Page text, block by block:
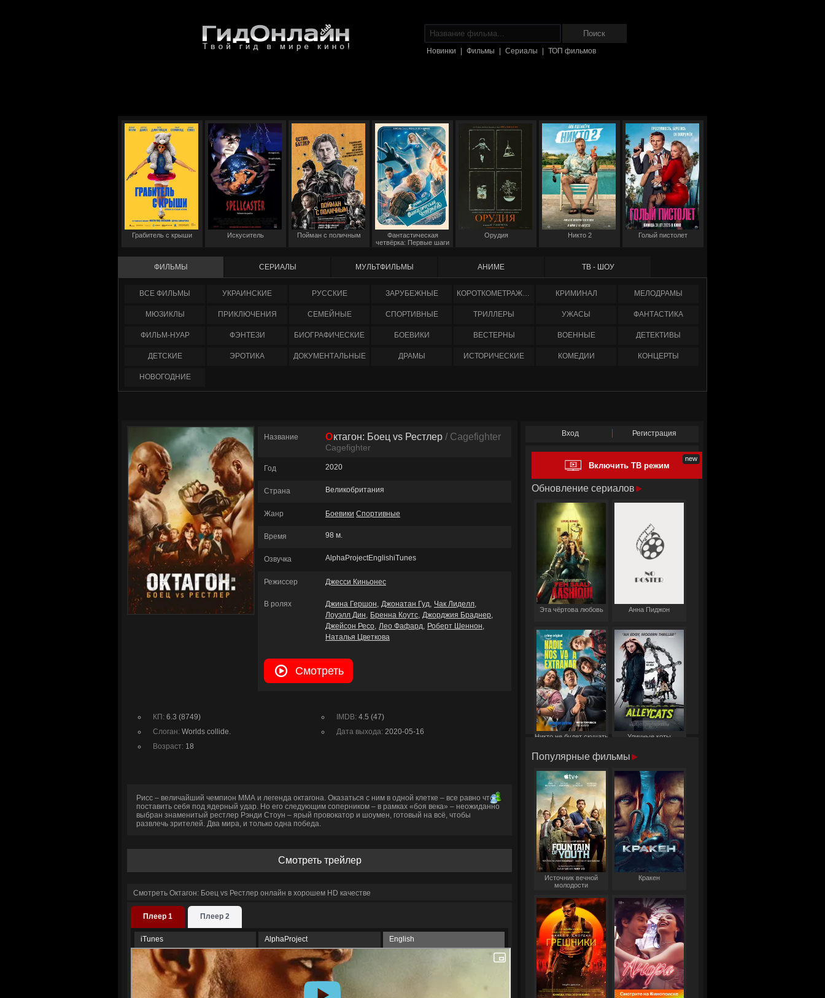
Новинки Фильмы Сериалы ТОП фильмов
Грабитель с крыши Искуситель Пойман с поличным
Фантастическая
четвёрка: Первые шаги
Орудия Никто 2 Голый пистолет
ФИЛЬМЫ СЕРИАЛЫ МУЛЬТФИЛЬМЫ АНИМЕ ТВ - ШОУ
ФИЛЬМЫ УКРАИНCКИЕ РУССКИЕ ЗАРУБЕЖНЫЕ КОРОТКОМЕТРАЖНЫЕ КРИМИНАЛ МЕЛОДРАМЫ
МЮЗИКЛЫ ПРИКЛЮЧЕНИЯ СЕМЕЙНЫЕ СПОРТИВНЫЕ ТРИЛЛЕРЫ УЖАСЫ ФАНТАСТИКА
ФИЛЬМ-НУАР ФЭНТЕЗИ БИОГРАФИЧЕСКИЕ БОЕВИКИ ВЕСТЕРНЫ ВОЕННЫЕ ДЕТЕКТИВЫ
ДЕТСКИЕ ЭРОТИКА ДОКУМЕНТАЛЬНЫЕ ДРАМЫ ИСТОРИЧЕСКИЕ КОМЕДИИ КОНЦЕРТЫ
НОВОГОДНИЕ
Название Октагон: Боец vs Рестлер / Cagefighter
Cagefighter
Год 2020
Страна Великобритания
Жанр Боевики Спортивные
Время 98 м.
Озвучка AlphaProjectEnglishiTunes
Режиссер Джесси Киньонес
В ролях Джина Гершон Джонатан Гуд Чак Лиделл
Лоуэлл Дин
Бренна Коутс Джорджия Браднер
Джейсон Ресо Лео Фафард
Роберт Шеннон
Наталья Цветкова
Смотреть
КП: 6.3 (8749) IMDB:4.5 (47)
Слоган: Worlds collide. Дата выхода:2020-05-16
Возраст: 18
Рисс – величайший чемпион ММА и легенда октагона. Оказаться с ним в одной клетке – все равно что
поставить себя под ядерный удар. Но его следующим соперником – в рамках «боя века» – неожиданно
выбран знаменитый рестлер Рэнди Стоун – ярый провокатор и шоумен, готовый на всё, чтобы
развлечь зрителей. Два мира, и только одна победа.
Смотреть трейлер
Смотреть Октагон: Боец vs Рестлер онлайн в хорошем HD качестве
Плеер 1 Плеер 2
iTunes AlphaProject English
Вход Регистрация
Включить ТВ режим
Обновление сериалов
Эта чёртова любовь Анна Пиджон
Никто не будет скучать
Уличные коты
Популярные фильмы
Источник вечной
молодости
Кракен